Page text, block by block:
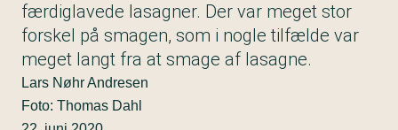
færdiglavede lasagner. Der var meget stor
forskel på smagen, som i nogle tilfælde var
meget langt fra at smage af lasagne.
Lars Nøhr Andresen
Foto: Thomas Dahl